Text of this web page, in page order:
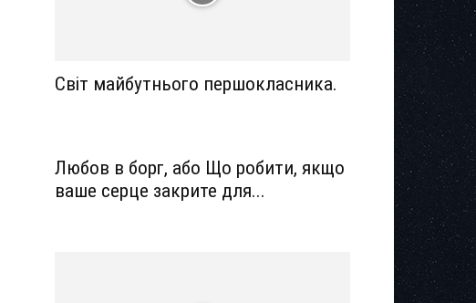
Світ майбутнього першокласника.
Любов в борг, або Що робити, якщо
ваше серце закрите для...